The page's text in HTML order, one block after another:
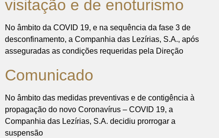
visitação e de enoturismo
No âmbito da COVID 19, e na sequência da fase 3 de
desconfinamento, a Companhia das Lezírias, S.A., após
asseguradas as condições requeridas pela Direção
Comunicado
No âmbito das medidas preventivas e de contigência à
propagação do novo Coronavírus – COVID 19, a
Companhia das Lezírias, S.A. decidiu prorrogar a
suspensão